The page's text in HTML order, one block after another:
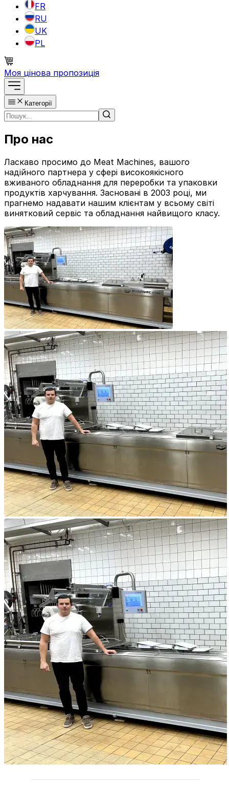
FR
RU
UK
PL
Моя цінова пропозиція
Категорії
Про нас
Ласкаво просимо до Meat Machines, вашого
надійного партнера у сфері високоякісного
вживаного обладнання для переробки та упаковки
продуктів харчування. Засновані в 2003 році, ми
прагнемо надавати нашим клієнтам у всьому світі
винятковий сервіс та обладнання найвищого класу.